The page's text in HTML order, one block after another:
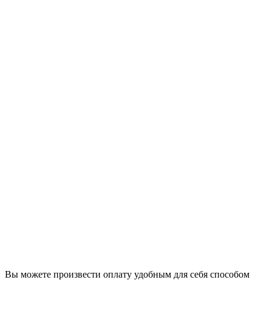
Вы можете произвести оплату удобным для себя способом